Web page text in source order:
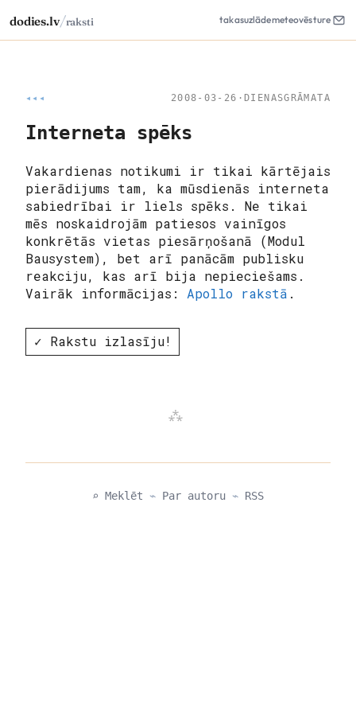
dodies.lv/raksti takasuzlādemeteovēsture
◂◂◂ 2008-03-26 · DIENASGRĀMATA
Interneta spēks
Vakardienas notikumi ir tikai kārtējais
pierādijums tam, ka mūsdienās interneta
sabiedrībai ir liels spēks. Ne tikai
mēs noskaidrojām patiesos vainīgos
konkrētās vietas piesārņošanā (Modul
Bausystem), bet arī panācām publisku
reakciju, kas arī bija nepieciešams.
Vairāk informācijas: Apollo rakstā .
✓ Rakstu izlasīju!
⌕ Meklēt ⌁ Par autoru ⌁ RSS